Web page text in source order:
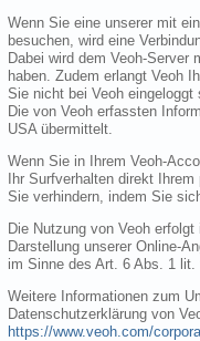
Wenn Sie eine unserer mit
besuchen, wird eine
Dabei wird dem Veoh-
haben. Zudem erlangt Veoh
Sie nicht bei Veoh eingeloggt
Die von Veoh erfassten
USA übermittelt.
Wenn Sie in Ihrem Veoh-
Ihr Surfverhalten direkt
Sie verhindern, indem Sie
Die Nutzung von Veoh
Darstellung unserer Online-
im Sinne des Art. 6 Abs. 1 lit.
Weitere Informationen zum
Datenschutzerklärung von
https://www.veoh.com/